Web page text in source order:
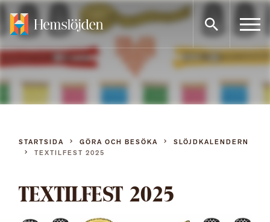
Gå
direkt
till
innehållet
STARTSIDA GÖRA OCH BESÖKA
SLÖJDKALENDERN
TEXTILFEST 2025
TEXTILFEST 2025